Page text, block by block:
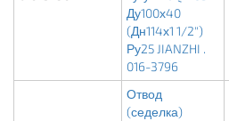
Ду100х40
(Дн114х1 1/2")
Ру25 JIANZHI .
016-3796
Отвод
(седелка)